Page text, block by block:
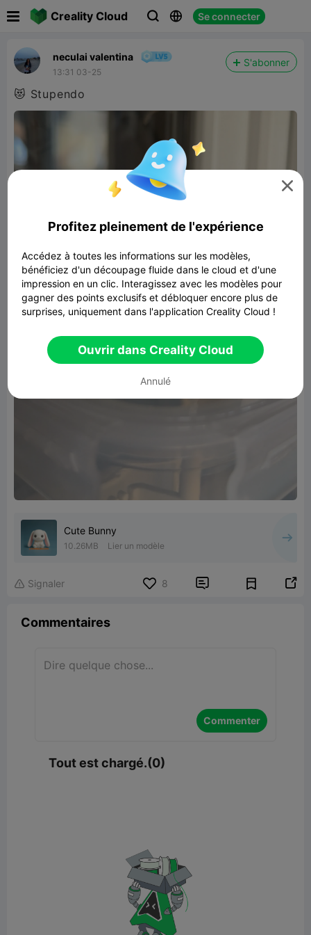
Creality Cloud   Se connecter
neculai valentina
13:31 03-25
S'abonner
😻 Stupendo
Cute Bunny
10.26MB Lier un modèle
 Signaler 8  
Commentaires
Commenter
Tout est chargé.(0)

Profitez pleinement de l'expérience
Accédez à toutes les informations sur les modèles,
bénéficiez d'un découpage fluide dans le cloud et d'une
impression en un clic. Interagissez avec les modèles pour
gagner des points exclusifs et débloquer encore plus de
surprises, uniquement dans l'application Creality Cloud !
Ouvrir dans Creality Cloud
Annulé